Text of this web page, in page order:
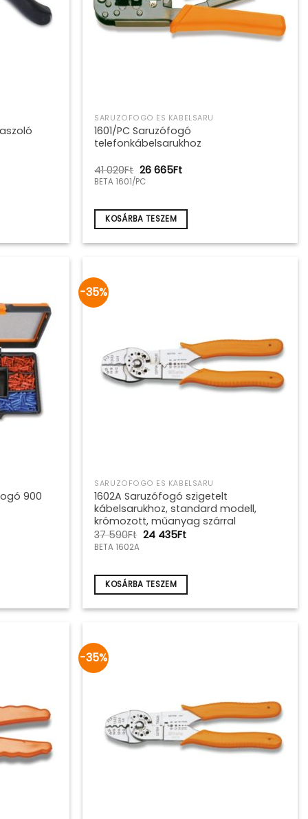
SARUZÓFOGÓ ÉS KÁBELSARU
1601/PC Saruzófogó
telefonkábelsarukhoz
41 020Ft Original
price
was:
020Ft.
26 665FtCurrent
665Ft.
BETA 1601/PC
KOSÁRBA TESZEM
900
-35%
SARUZÓFOGÓ ÉS KÁBELSARU
1602A Saruzófogó szigetelt
kábelsarukhoz, standard modell,
krómozott, műanyag szárral
37 590Ft Original
590Ft.
24 435FtCurrent
435Ft.
BETA 1602A
KOSÁRBA TESZEM
-35%